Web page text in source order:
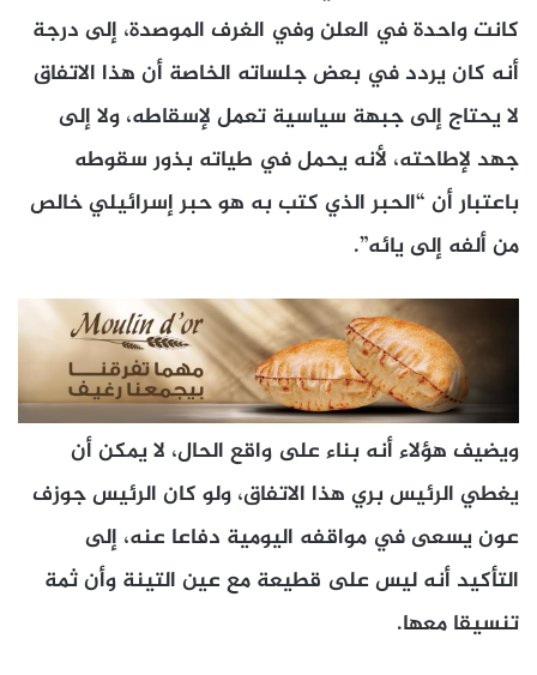
كانت واحدة في العلن وفي الغرف الموصدة، إلى درجة
أنه كان يردد في بعض جلساته الخاصة أن هذا الاتفاق
لا يحتاج إلى جبهة سياسية تعمل لإسقاطه، ولا إلى
جهد لإطاحته، لأنه يحمل في طياته بذور سقوطه
باعتبار أن “الحبر الذي كتب به هو حبر إسرائيلي خالص
من ألفه إلى يائه”.
ويضيف هؤلاء أنه بناء على واقع الحال، لا يمكن أن
يغطي الرئيس بري هذا الاتفاق، ولو كان الرئيس جوزف
عون يسعى في مواقفه اليومية دفاعا عنه، إلى
التأكيد أنه ليس على قطيعة مع عين التينة وأن ثمة
تنسيقا معها.